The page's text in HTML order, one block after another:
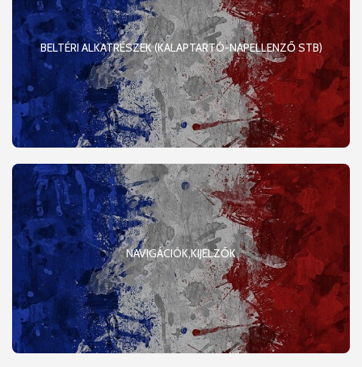
BELTÉRI ALKATRÉSZEK (KALAPTARTÓ-NAPELLENZŐ STB)
NAVIGÁCIÓK,KIJELZŐK